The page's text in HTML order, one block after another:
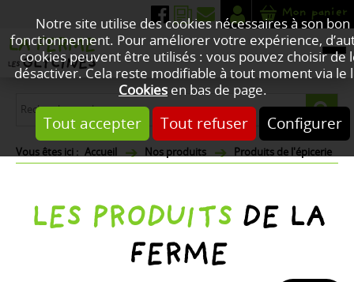
Notre site utilise des cookies nécessaires à son bon
fonctionnement. Pour améliorer votre expérience,
cookies peuvent être utilisés : vous pouvez choisir de
désactiver. Cela reste modifiable à tout moment via le
Cookies en bas de page.
Tout accepter Tout refuser Configurer
Mon panier
Accueil Nos produits Produits de l'épicerie
LES PRODUITS DE LA
FERME